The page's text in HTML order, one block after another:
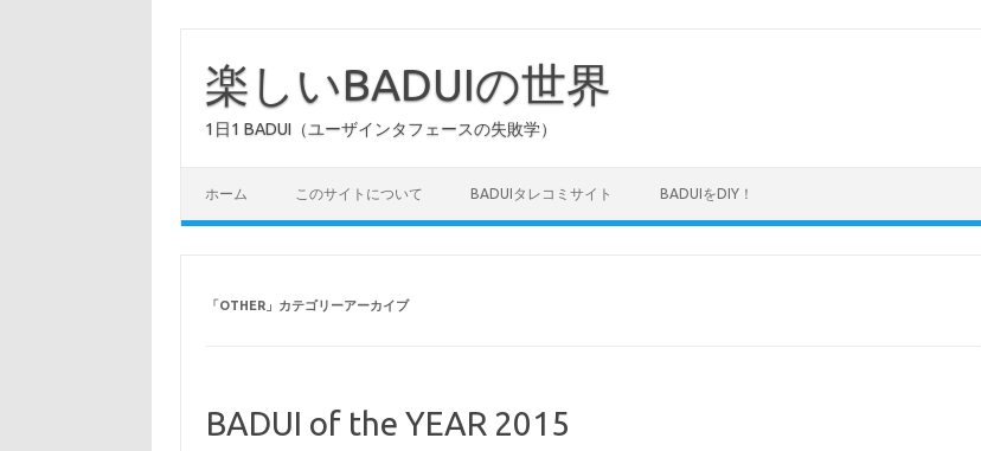
楽しいBADUIの世界
1日1 BADUI（ユーザインタフェースの失敗学）
ホーム このサイトについて BADUIタレコミサイト BADUIをDIY！
「OTHER」カテゴリーアーカイブ
BADUI of the YEAR 2015